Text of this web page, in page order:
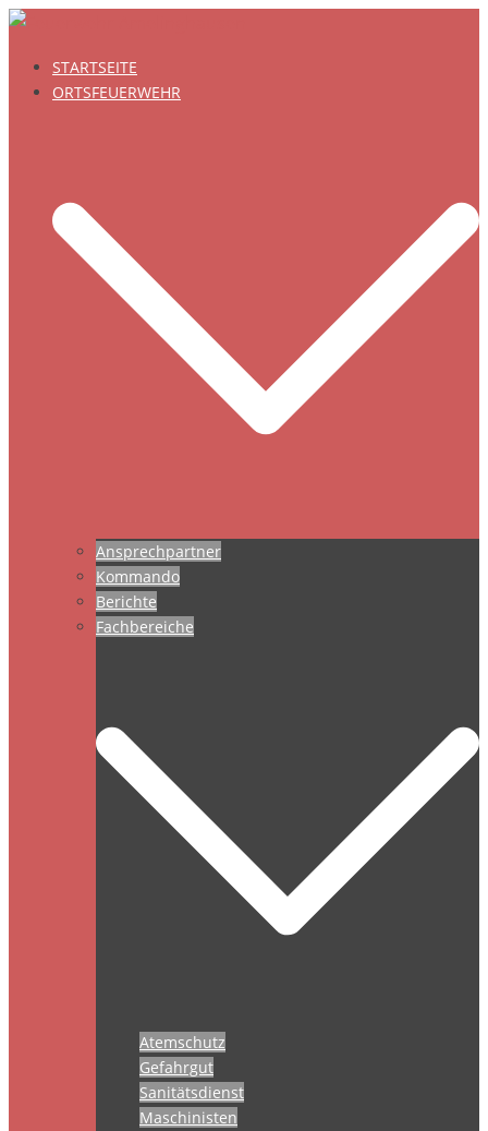
Zum
springenSTARTSEITE
ORTSFEUERWEHR
Ansprechpartner
Kommando
Berichte
Fachbereiche
Atemschutz
Gefahrgut
Sanitätsdienst
Maschinisten